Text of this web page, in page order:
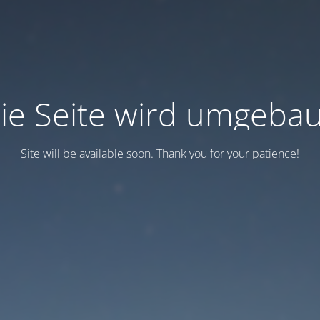
Seite wird
Site will be available soon. Thank you for your patience!